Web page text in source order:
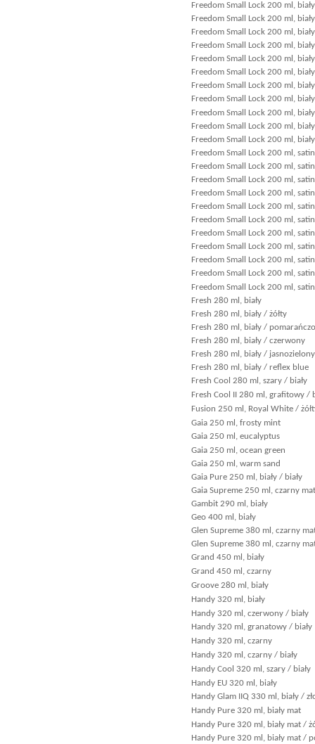
Freedom Small Lock 200 ml,
Freedom Small Lock 200 ml,
Freedom Small Lock 200 ml,
Freedom Small Lock 200 ml,
Freedom Small Lock 200 ml,
Freedom Small Lock 200 ml,
Freedom Small Lock 200 ml,
Freedom Small Lock 200 ml,
Freedom Small Lock 200 ml,
Freedom Small Lock 200 ml,
Freedom Small Lock 200 ml,
Freedom Small Lock 200 ml,
Freedom Small Lock 200 ml,
Freedom Small Lock 200 ml,
Freedom Small Lock 200 ml,
Freedom Small Lock 200 ml,
Freedom Small Lock 200 ml,
Freedom Small Lock 200 ml,
Freedom Small Lock 200 ml,
Freedom Small Lock 200 ml,
Freedom Small Lock 200 ml,
Freedom Small Lock 200 ml,
Fresh 280 ml, biały
Fresh 280 ml, biały / żółty
Fresh 280 ml, biały /
Fresh 280 ml, biały / czerwony
Fresh 280 ml, biały / jasnozielony
Fresh 280 ml, biały / reflex blue
Fresh Cool 280 ml, szary / biały
Fresh Cool II 280 ml, grafitowy /
Fusion 250 ml, Royal White /
Gaia 250 ml, frosty mint
Gaia 250 ml, eucalyptus
Gaia 250 ml, ocean green
Gaia 250 ml, warm sand
Gaia Pure 250 ml, biały / biały
Gaia Supreme 250 ml, czarny
Gambit 290 ml, biały
Geo 400 ml, biały
Glen Supreme 380 ml, czarny
Glen Supreme 380 ml, czarny
Grand 450 ml, biały
Grand 450 ml, czarny
Groove 280 ml, biały
Handy 320 ml, biały
Handy 320 ml, czerwony / biały
Handy 320 ml, granatowy / biały
Handy 320 ml, czarny
Handy 320 ml, czarny / biały
Handy Cool 320 ml, szary / biały
Handy EU 320 ml, biały
Handy Glam IIQ 330 ml, biały /
Handy Pure 320 ml, biały mat
Handy Pure 320 ml, biały mat /
Handy Pure 320 ml, biały mat /